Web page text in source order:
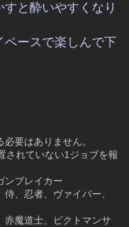
と酔いやすくなり
ースで楽しんで下
はありません。
ていない1ジョブを報
レイカー
忍者、ヴァイパー、
道士、ピクトマンサ